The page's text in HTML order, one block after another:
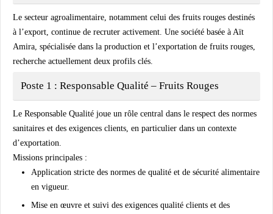
Le secteur agroalimentaire, notamment celui des fruits rouges destinés
à l’export, continue de recruter activement. Une société basée à Aït
Amira, spécialisée dans la production et l’exportation de fruits rouges,
recherche actuellement deux profils clés.
Poste 1 : Responsable Qualité – Fruits Rouges
Le Responsable Qualité joue un rôle central dans le respect des normes
sanitaires et des exigences clients, en particulier dans un contexte
d’exportation.
Missions principales :
Application stricte des normes de qualité et de sécurité alimentaire
en vigueur.
Mise en œuvre et suivi des exigences qualité clients et des